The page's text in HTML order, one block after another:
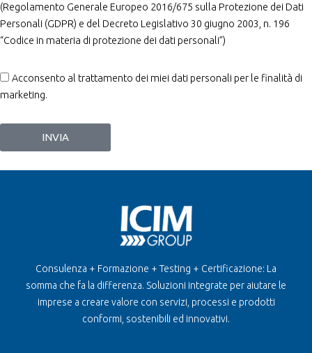
(Regolamento Generale Europeo 2016/675 sulla Protezione dei Dati
Personali (GDPR) e del Decreto Legislativo 30 giugno 2003, n. 196
“Codice in materia di protezione dei dati personali”)
Acconsento al trattamento dei miei dati personali per le finalità di
marketing.
INVIA
Consulenza + Formazione + Testing + Certificazione: La
somma che fa la differenza. Soluzioni integrate per aiutare le
imprese a creare valore con servizi, processi e prodotti
conformi, sostenibili ed innovativi.